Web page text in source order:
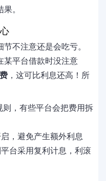
。
不注意还是会吃亏。
某平台借款时没注意
，这可比利息还高！所
则，有些平台会把费用拆
，避免产生额外利息
平台采用复利计息，利滚